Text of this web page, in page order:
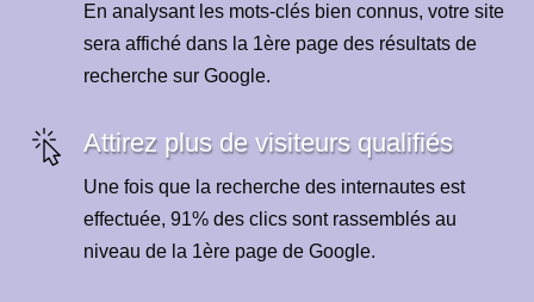
En analysant les mots-clés bien connus, votre site
sera affiché dans la 1ère page des résultats de
recherche sur Google.
Attirez plus de visiteurs qualifiés
Une fois que la recherche des internautes est
effectuée, 91% des clics sont rassemblés au
niveau de la 1ère page de Google.